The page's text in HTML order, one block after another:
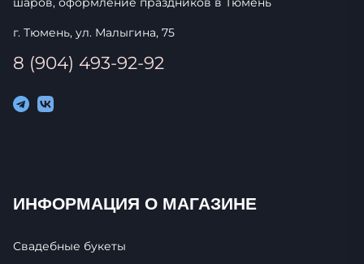
г. Тюмень, ул. Малыгина, 75
8 (904) 493-92-92
ИНФОРМАЦИЯ О МАГАЗИНЕ
Свадебные букеты